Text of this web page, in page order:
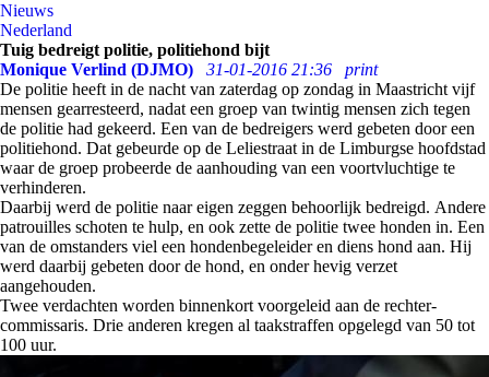
Nieuws
Nederland
Tuig bedreigt politie, politiehond bijt
Monique Verlind (DJMO)
31-01-2016 21:36
print
De politie heeft in de nacht van zaterdag op zondag in Maastricht vijf
mensen gearresteerd, nadat een groep van twintig mensen zich tegen
de politie had gekeerd. Een van de bedreigers werd gebeten door een
politiehond. Dat gebeurde op de Leliestraat in de Limburgse hoofdstad
waar de groep probeerde de aanhouding van een voortvluchtige te
verhinderen.
Daarbij werd de politie naar eigen zeggen behoorlijk bedreigd. Andere
patrouilles schoten te hulp, en ook zette de politie twee honden in. Een
van de omstanders viel een hondenbegeleider en diens hond aan. Hij
werd daarbij gebeten door de hond, en onder hevig verzet
aangehouden.
Twee verdachten worden binnenkort voorgeleid aan de rechter-
commissaris. Drie anderen kregen al taakstraffen opgelegd van 50 tot
100 uur.